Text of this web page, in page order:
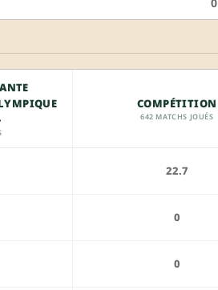
COMPÉTITION
642 MATCHS JOUÉS
22.7
0
0